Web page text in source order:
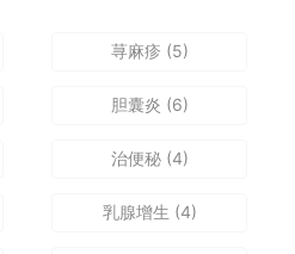
荨麻疹 (5)
胆囊炎 (6)
治便秘(4)
乳腺增生 (4)